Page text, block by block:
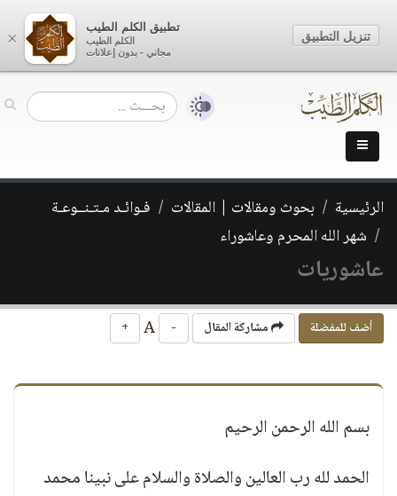
الرئيسية بحوث ومقالات | المقالات
فـوائـد مـتـنــوعـة
شهر الله المحرم وعاشوراء
عاشوريات
أضف للمفضلة مشاركة المقال -
+
بسم الله الرحمن الرحيم
الحمد لله رب العالين والصلاة والسلام على نبينا محمد
×
تطبيق الكلم الطيب
الكلم الطيب
مجاني - بدون إعلانات
تنزيل التطبيق